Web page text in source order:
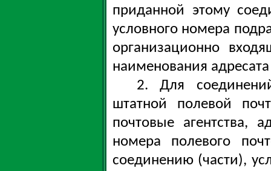
приданной этому
условного номера
организационно
наименования
2. Для
штатной полевой
почтовые агентства,
номера полевого
соединению (части),